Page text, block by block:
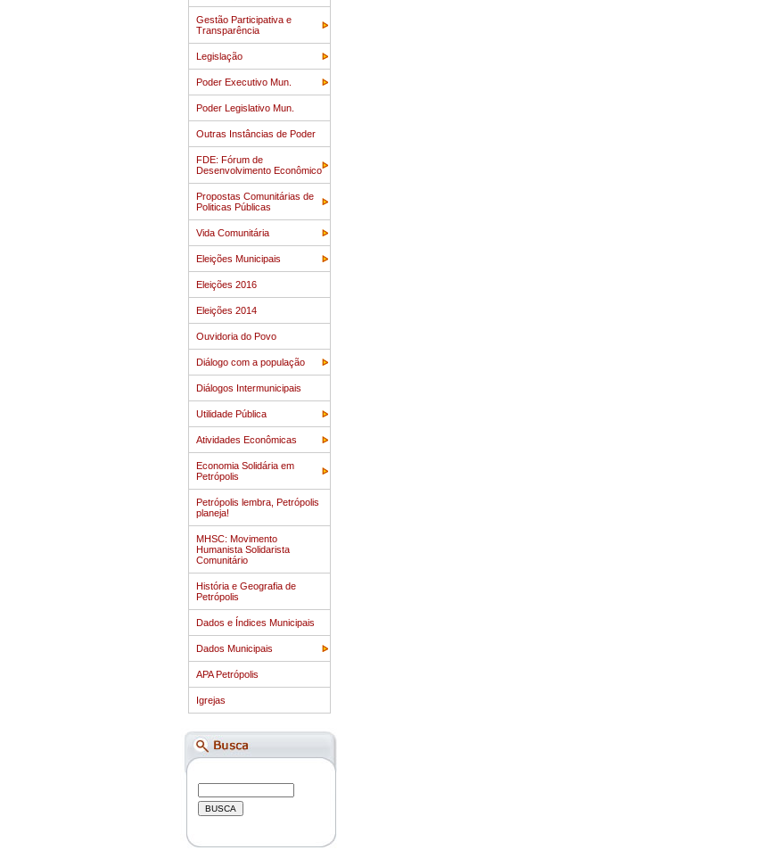
Gestão Participativa e
Transparência
Legislação
Poder Executivo Mun.
Poder Legislativo Mun.
Outras Instâncias de Poder
FDE: Fórum de
Desenvolvimento Econômico
Propostas Comunitárias de
Politicas Públicas
Vida Comunitária
Eleições Municipais
Eleições 2016
Eleições 2014
Ouvidoria do Povo
Diálogo com a população
Diálogos Intermunicipais
Utilidade Pública
Atividades Econômicas
Economia Solidária em
Petrópolis
Petrópolis lembra, Petrópolis
planeja!
MHSC: Movimento
Humanista Solidarista
Comunitário
História e Geografia de
Petrópolis
Dados e Índices Municipais
Dados Municipais
APA Petrópolis
Igrejas